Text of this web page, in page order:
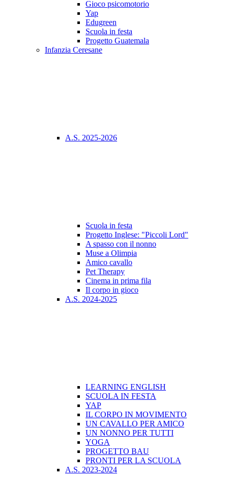
Gioco psicomotorio
Yap
Edugreen
Scuola in festa
Progetto Guatemala
Infanzia Ceresane
A.S. 2025-2026
Scuola in festa
Progetto Inglese: "Piccoli Lord"
A spasso con il nonno
Muse a Olimpia
Amico cavallo
Pet Therapy
Cinema in prima fila
Il corpo in gioco
A.S. 2024-2025
LEARNING ENGLISH
SCUOLA IN FESTA
YAP
IL CORPO IN MOVIMENTO
UN CAVALLO PER AMICO
UN NONNO PER TUTTI
YOGA
PROGETTO BAU
PRONTI PER LA SCUOLA
A.S. 2023-2024